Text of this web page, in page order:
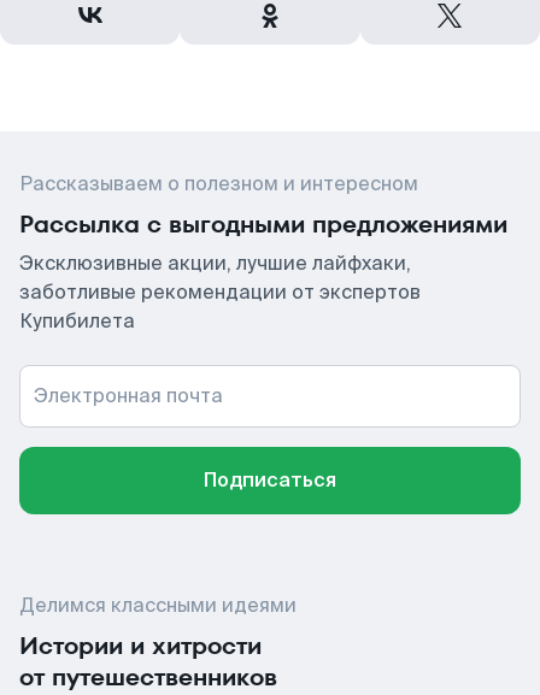
Рассказываем о полезном и интересном
Рассылка с выгодными предложениями
Эксклюзивные акции, лучшие лайфхаки,
заботливые рекомендации от экспертов
Купибилета
Электронная почта
Подписаться
Делимся классными идеями
Истории и хитрости
от путешественников